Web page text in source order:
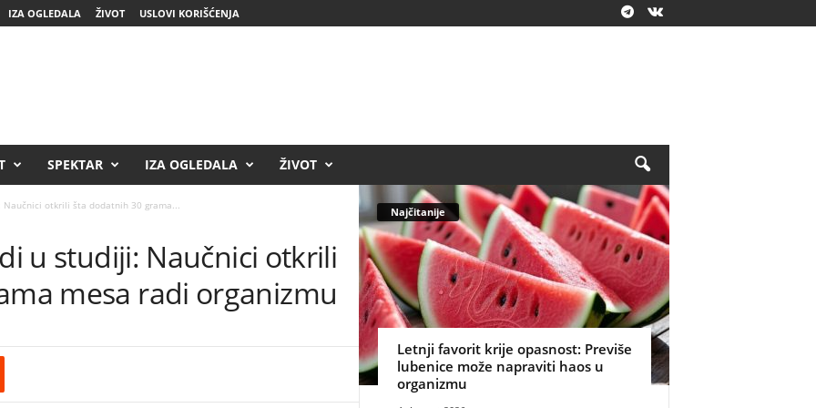
IZA OGLEDALA ŽIVOT USLOVI KORIŠĆENJA
SPEKTAR IZA OGLEDALA ŽIVOT
otkrili šta dodatnih 30 grama...
u studiji: Naučnici otkrili
mesa radi organizmu
Najčitanije
Letnji favorit krije opasnost: Previše
lubenice može napraviti haos u
organizmu